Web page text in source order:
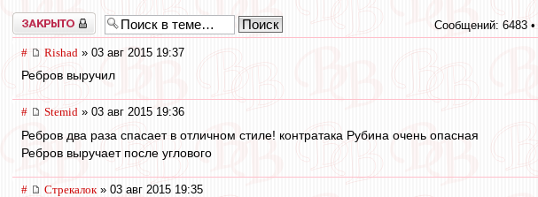
Закрыто Сообщений: 6483 •
# Rishad » 03 авг 2015 19:37
Ребров выручил
# Stemid » 03 авг 2015 19:36
Ребров два раза спасает в отличном стиле! контратака Рубина очень опасная
Ребров выручает после углового
# Стрекалок» 03 авг 2015 19:35